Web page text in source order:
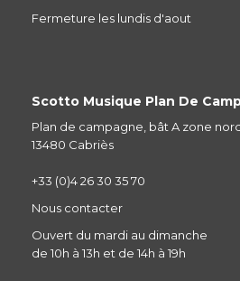
Fermeture les lundis d'aout
Scotto Musique Plan De
Plan de campagne, bât A zone
13480 Cabriès
+33 (0)4 26 30 35 70
Nous contacter
Ouvert du mardi au dimanche
de 10h à 13h et de 14h à 19h